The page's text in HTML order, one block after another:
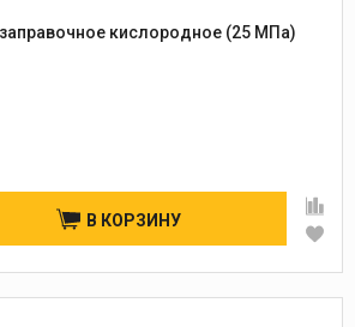
кислородное (25 МПа)
В КОРЗИНУ